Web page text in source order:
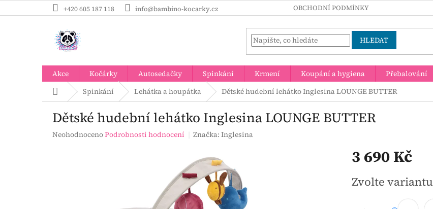
na
+420 605 187 118 info@bambino-kocarky.cz OBCHODNÍ PODMÍNKY
HLEDAT
Akce Kočárky Autosedačky Spinkání Krmení Koupání a hygiena Přebalování
Domů Spinkání Lehátka a houpátka Dětské hudební lehátko Inglesina LOUNGE BUTTER
Dětské hudební lehátko Inglesina LOUNGE BUTTER
Průměrné
NeohodnocenoPodrobnosti hodnocení Značka:Inglesina
3 690 Kč
cena:
Zvolte variantu